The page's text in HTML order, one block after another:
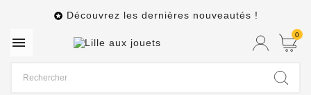
 Découvrez les dernières nouveautés !
 0